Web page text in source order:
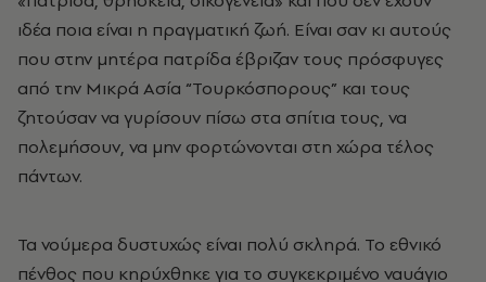
ιδέα ποια είναι η πραγματική ζωή. Είναι σαν κι αυτούς
που στην μητέρα πατρίδα έβριζαν τους πρόσφυγες
από την Μικρά Ασία “Τουρκόσπορους” και τους
ζητούσαν να γυρίσουν πίσω στα σπίτια τους, να
πολεμήσουν, να μην φορτώνονται στη χώρα τέλος
πάντων.
Τα νούμερα δυστυχώς είναι πολύ σκληρά. Το εθνικό
πένθος που κηρύχθηκε για το συγκεκριμένο ναυάγιο